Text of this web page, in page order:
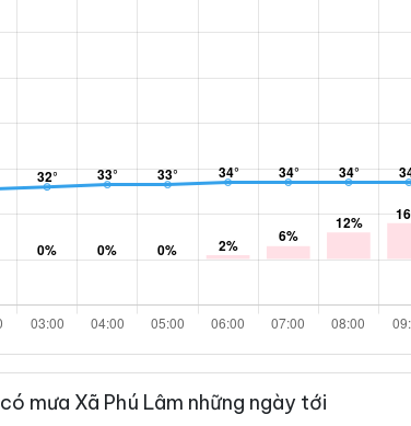
mưa Xã Phú Lâm những ngày tới